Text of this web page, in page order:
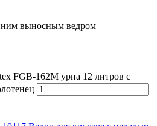
выносным ведром
FGB-162M урна 12 литров с